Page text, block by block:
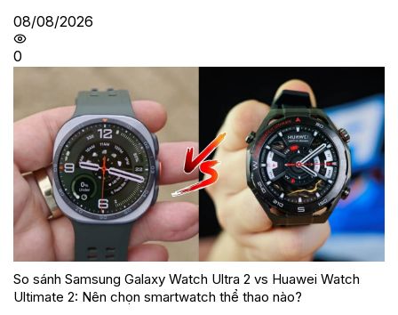
08/08/2026
0
So sánh Samsung Galaxy Watch Ultra 2 vs Huawei Watch
Ultimate 2: Nên chọn smartwatch thể thao nào?